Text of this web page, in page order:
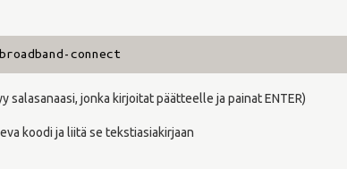
connect
salasanaasi, jonka kirjoitat päätteelle ja painat ENTER)
koodi ja liitä se tekstiasiakirjaan